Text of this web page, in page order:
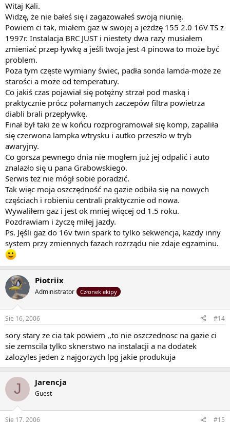
Witaj Kali.
Widzę, że nie bałeś się i zagazowałeś swoją niunię.
Powiem ci tak, miałem gaz w swojej a jeżdzę 155 2.0 16V TS z
1997r. Instalacja BRC JUST i niestety dwa razy musiałem
zmieniać przep ływkę a jeśli twoja jest 4 pinowa to może być
problem.
Poza tym częste wymiany świec, padła sonda lamda-może ze
starości a może od temperatury.
Co jakiś czas pojawiał się potężny strzał pod maską i
praktycznie prócz połamanych zaczepów filtra powietrza
diabli brali przepływkę.
Finał był taki że w końcu rozprogramował się komp, zapaliła
się czerwona lampka wtrysku i autko przeszło w tryb
awaryjny.
Co gorsza pewnego dnia nie mogłem już jej odpalić i auto
znalazło się u pana Grabowskiego.
Serwis też nie mógł sobie poradzić.
Tak więc moja oszczędność na gazie odbiła się na nowych
częściach i robieniu centrali praktycznie od nowa.
Wywaliłem gaz i jest ok mniej więcej od 1.5 roku.
Pozdrawiam i życzę miłej jazdy.
Ps. Jęśli gaz do 16v twin spark to tylko sekwencja, każdy inny
system przy zmiennych fazach rozrządu nie zdaje egzaminu.
Piotriix
Administrator Członek ekipy
Sie 16, 2006 #14
sory stary ze cia tak powiem ,,to nie oszczednosc na gazie ci
sie zemscila tylko sknerstwo na instalacji a na dodatek
zalozyles jeden z najgorzych lpg jakie produkuja
J Jarencja
Guest
Sie 17, 2006 #15